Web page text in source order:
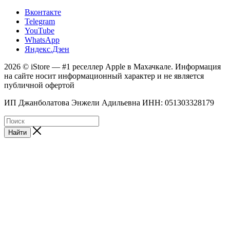
Вконтакте
Telegram
YouTube
WhatsApp
Яндекс.Дзен
2026 © iStore — #1 реселлер Apple в Махачкале. Информация
на сайте носит информационный характер и не является
публичной офертой
ИП Джанболатова Энжели Адильевна ИНН: 051303328179
Найти